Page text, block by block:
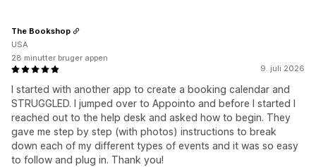
9. juli 2026
I started with another app to create a booking calendar and
STRUGGLED. I jumped over to Appointo and before I started I
reached out to the help desk and asked how to begin. They
gave me step by step (with photos) instructions to break
down each of my different types of events and it was so easy
to follow and plug in. Thank you!
The Bookshop
USA
28 minutter bruger appen